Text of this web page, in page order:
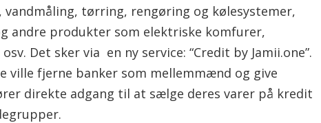
vandmåling, tørring, rengøring og kølesystemer,
andre produkter som elektriske komfurer,
Det sker via en ny service: “Credit by Jamii.one”.
ville fjerne banker som mellemmænd og give
direkte adgang til at sælge deres varer på kredit